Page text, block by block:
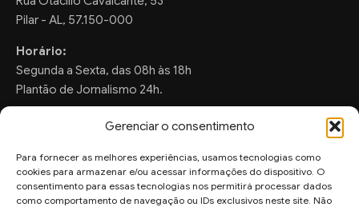
Gerenciar o consentimento
Para fornecer as melhores experiências, usamos tecnologias como
cookies para armazenar e/ou acessar informações do dispositivo. O
consentimento para essas tecnologias nos permitirá processar dados
como comportamento de navegação ou IDs exclusivos neste site. Não
Pilar - AL, 57.150-000
Horário:
Segunda a Sexta, das 08h às 18h
Plantão de Jornalismo 24h.
FALE CONOSCO
Sugestões de Pauta: